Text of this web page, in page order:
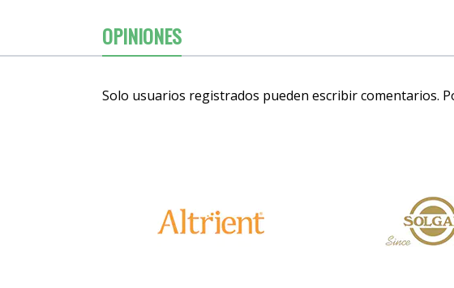
OPINIONES
Solo usuarios registrados pueden escribir comentarios.